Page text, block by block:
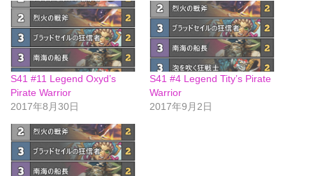
S41 #11 Legend Oxyd’s
Pirate Warrior
2017年8月30日
S41 #4 Legend Tity’s Pirate
Warrior
2017年9月2日